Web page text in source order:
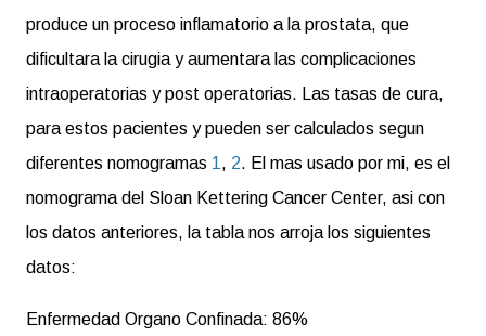
produce un proceso inflamatorio a la prostata, que
dificultara la cirugia y aumentara las complicaciones
intraoperatorias y post operatorias. Las tasas de cura,
para estos pacientes y pueden ser calculados segun
diferentes nomogramas 1 , 2. El mas usado por mi, es el
nomograma del Sloan Kettering Cancer Center, asi con
los datos anteriores, la tabla nos arroja los siguientes
datos:
Enfermedad Organo Confinada: 86%